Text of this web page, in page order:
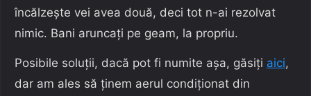
încălzește vei avea două, deci tot n-ai rezolvat
nimic. Bani aruncați pe geam, la propriu.
Posibile soluții, dacă pot fi numite așa, găsiți aici,
dar am ales să ținem aerul condiționat din